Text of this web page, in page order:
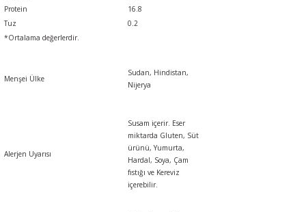
Protein
16.8
Tuz
0.2
*Ortalama değerlerdir.
Menşei Ülke
Sudan, Hindistan,
Nijerya
Alerjen Uyarısı
Susam içerir. Eser
miktarda Gluten, Süt
ürünü, Yumurta,
Hardal, Soya, Çam
fıstığı ve Kereviz
içerebilir.